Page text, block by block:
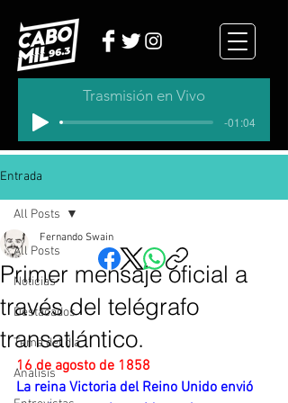
Trasmisión en Vivo
-01:04
Entrada
All Posts
Noticias
Destacados
Tema del dia
Analisis
All Posts
Primer mensaje oficial a
través del telégrafo
transatlántico.
Fernando Swain
16 de agosto de 1858
La reina Victoria del Reino Unido envió